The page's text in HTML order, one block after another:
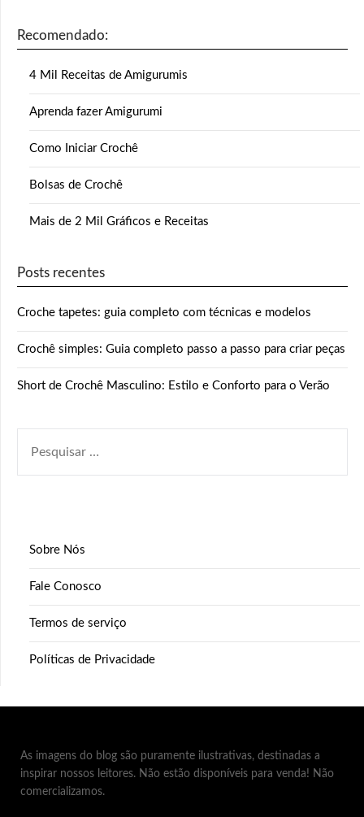
Recomendado:
4 Mil Receitas de Amigurumis
Aprenda fazer Amigurumi
Como Iniciar Crochê
Bolsas de Crochê
Mais de 2 Mil Gráficos e Receitas
Posts recentes
Croche tapetes: guia completo com técnicas e modelos
Crochê simples: Guia completo passo a passo para criar peças
Short de Crochê Masculino: Estilo e Conforto para o Verão
POR:
Sobre Nós
Fale Conosco
Termos de serviço
Políticas de Privacidade
As imagens do blog são puramente ilustrativas, destinadas a
inspirar nossos leitores. Não estão disponíveis para venda! Não
comercializamos.